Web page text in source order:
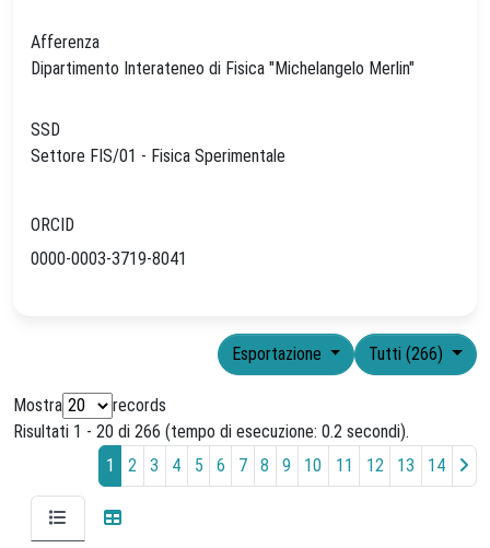
Afferenza
Dipartimento Interateneo di Fisica "Michelangelo Merlin"
SSD
Settore FIS/01 - Fisica Sperimentale
ORCID
0000-0003-3719-8041
Tutti (266)
Esportazione
Mostra
records
Risultati 1 - 20 di 266 (tempo di esecuzione: 0.2 secondi).
1
2 3 4 5 6 7 8 9 10 11 12 13 14